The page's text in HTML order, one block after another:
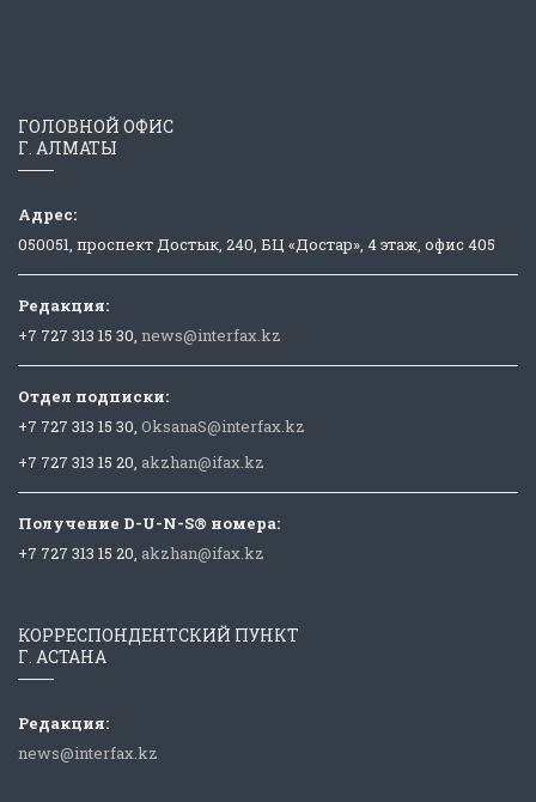
ГОЛОВНОЙ ОФИС
Г. АЛМАТЫ
Адрес:
050051, проспект Достык, 240, БЦ «Достар», 4 этаж, офис 405
Редакция:
+7 727 313 15 30, news@interfax.kz
Отдел подписки:
+7 727 313 15 30, OksanaS@interfax.kz
+7 727 313 15 20, akzhan@ifax.kz
Получение D-U-N-S® номера:
+7 727 313 15 20, akzhan@ifax.kz
КОРРЕСПОНДЕНТСКИЙ ПУНКТ
Г. АСТАНА
Редакция:
news@interfax.kz